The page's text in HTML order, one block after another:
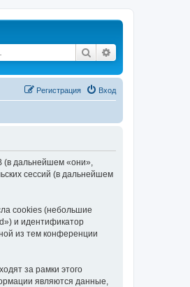
Поиск
Вход
Регистрация
(в дальнейшем «они»,
сессий (в дальнейшем
cookies (небольшие
и идентификатор
из тем конференции
за рамки этого
являются данные,